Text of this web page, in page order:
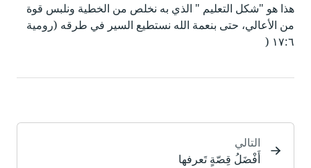
هذا هو "شكل التعليم " الذي به نخلص من الخطية ونلبس قوة
من الأعالي، حتى بنعمة الله نستطيع السير في طرقه (رومية
١٧:٦ (
التالي
أَفْضَلُ قِصّةٍ تَعرفها